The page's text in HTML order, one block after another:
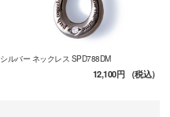
シルバー ネックレス SPD788DM
12,100円（税込）